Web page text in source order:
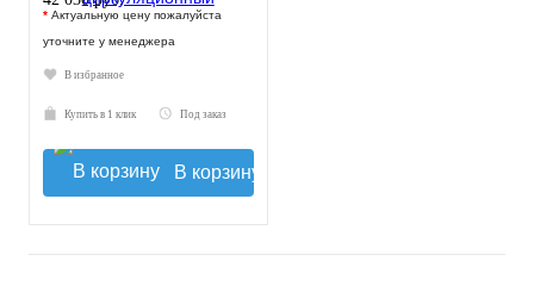
* Актуальную цену пожалуйста
уточните у менеджера
В избранное
Купить в 1 клик Под заказ
В корзину